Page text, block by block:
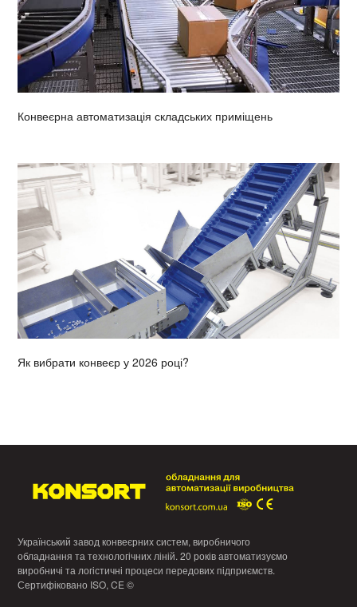
Конвеєрна автоматизація складських приміщень
Як вибрати конвеєр у 2026 році?
Український завод конвеєрних систем, виробничого
обладнання та технологічних ліній. 20 років автоматизуємо
виробничі та логістичні процеси передових підприємств.
Сертифіковано ISO, CE ©